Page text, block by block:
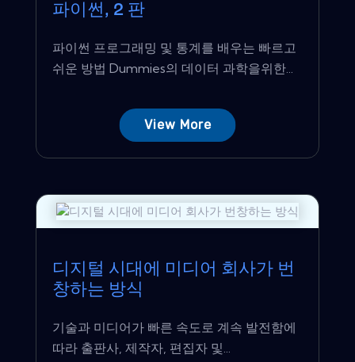
파이썬, 2 판
파이썬 프로그래밍 및 통계를 배우는 빠르고
쉬운 방법 Dummies의 데이터 과학을위한...
View More
디지털 시대에 미디어 회사가 번
창하는 방식
기술과 미디어가 빠른 속도로 계속 발전함에
따라 출판사, 제작자, 편집자 및...